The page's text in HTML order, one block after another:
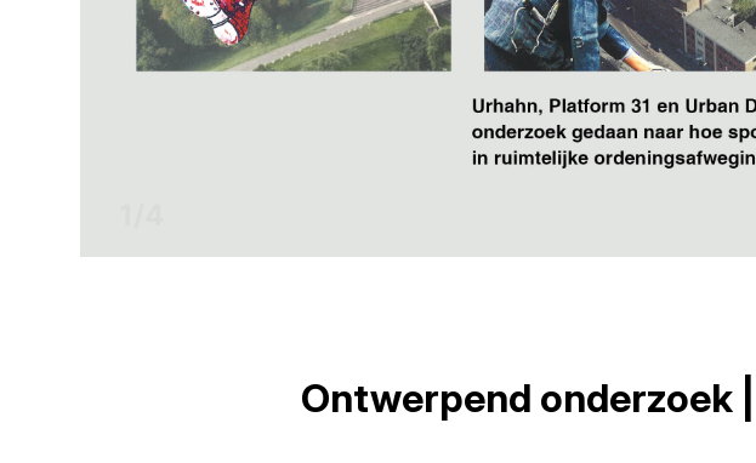
Ontwerpend onderzoek